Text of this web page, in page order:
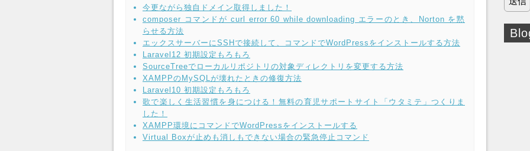
今更ながら独自ドメイン取得しました！
composer コマンドが curl error 60 while downloading エラーのとき、Norton を黙
らせる方法
エックスサーバーにSSHで接続して、コマンドでWordPressをインストールする方法
Laravel12 初期設定もろもろ
SourceTreeでローカルリポジトリの対象ディレクトリを変更する方法
XAMPPのMySQLが壊れたときの修復方法
Laravel10 初期設定もろもろ
歌で楽しく生活習慣を身につける！無料の育児サポートサイト「ウタミテ」つくりま
した！
XAMPP環境にコマンドでWordPressをインストールする
Virtual Boxが止めも消しもできない場合の緊急停止コマンド